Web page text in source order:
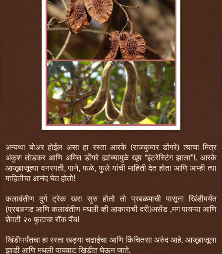
अन्यथा बोअर होईल असा हा रस्ता आरके (राजकुमार डोंगरे)त्याचा मित्र
अंकुश तोडकर आणि अमित डोंगरे ह्यांच्यामुळे खूप“इंटरेस्टिंग झाला”!.आरके
आजूबाजूच्या वनस्पती,पाने,फळे,फुले यांची माहिती देत होता आणि आम्ही त्या
माहितीचा आनंद घेत होतो!
कलावंतीण दुर्ग ट्रेक खरा सुरु होतो तो प्रबळमाची पासून!खिंडीपर्यंत
(प्रबळगड आणि कलावंतीण मधली व्ही आकाराची दरी)असेंड ,मगपायऱ्याआणि
शेवटी २० फुटाचारॉकपॅच!
खिंडीपर्यंतचा हा रस्ता खड्या चढाईचा आणि किंचितसा अरुंद आहे. आजूबाजूला
झाडी आणि मधली पायवाट खिंडीत घेऊन जाते.